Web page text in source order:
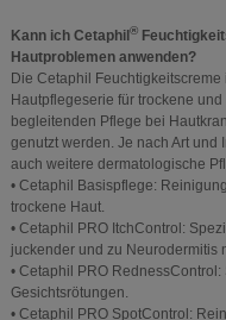
Kann ich Cetaphil ®
Hautproblemen anwenden?
Die Cetaphil
Hautpflegeserie für trockene
begleitenden Pflege bei
genutzt werden. Je nach Art und
auch weitere dermatologische
• Cetaphil Basispflege:
trockene Haut.
• Cetaphil PRO ItchControl:
juckender und zu Neurodermitis
• Cetaphil PRO
Gesichtsrötungen.
• Cetaphil PRO SpotControl: